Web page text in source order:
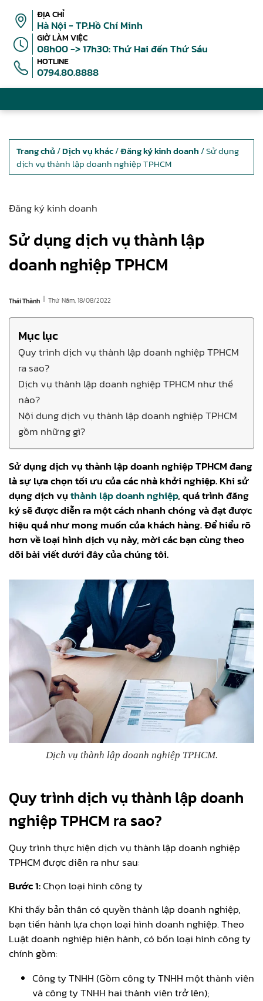
ĐỊA CHỈ
Hà Nội - TP.Hồ Chí Minh
GIỜ LÀM VIỆC
08h00 -> 17h30: Thứ Hai đến Thứ Sáu
HOTLINE
0794.80.8888
Trang chủ /Dịch vụ khác/Đăng ký kinh doanh / Sử dụng
dịch vụ thành lập doanh nghiệp TPHCM
Đăng ký kinh doanh
Sử dụng dịch vụ thành lập
doanh nghiệp TPHCM
Thái Thành | Thứ Năm, 18/08/2022
Mục lục
Quy trình dịch vụ thành lập doanh nghiệp TPHCM
ra sao?
Dịch vụ thành lập doanh nghiệp TPHCM như thế
nào?
Nội dung dịch vụ thành lập doanh nghiệp TPHCM
gồm những gì?
Sử dụng dịch vụ thành lập doanh nghiệp TPHCM đang
là sự lựa chọn tối ưu của các nhà khởi nghiệp. Khi sử
dụng dịch vụthành lập doanh nghiệp, quá trình đăng
ký sẽ được diễn ra một cách nhanh chóng và đạt được
hiệu quả như mong muốn của khách hàng. Để hiểu rõ
hơn về loại hình dịch vụ này, mời các bạn cùng theo
dõi bài viết dưới đây của chúng tôi.
Dịch vụ thành lập doanh nghiệp TPHCM.
Quy trình dịch vụ thành lập doanh
nghiệpTPHCM ra sao?
Quy trình thực hiện dịch vụ thành lập doanh nghiệp
TPHCM được diễn ra như sau:
Bước 1:Chọn loại hình công ty
Khi thấy bản thân có quyền thành lập doanh nghiệp,
bạn tiến hành lựa chọn loại hình doanh nghiệp. Theo
Luật doanh nghiệp hiện hành, có bốn loại hình công ty
chính gồm:
Công ty TNHH (Gồm công ty TNHH một thành viên
và công ty TNHH hai thành viên trở lên);